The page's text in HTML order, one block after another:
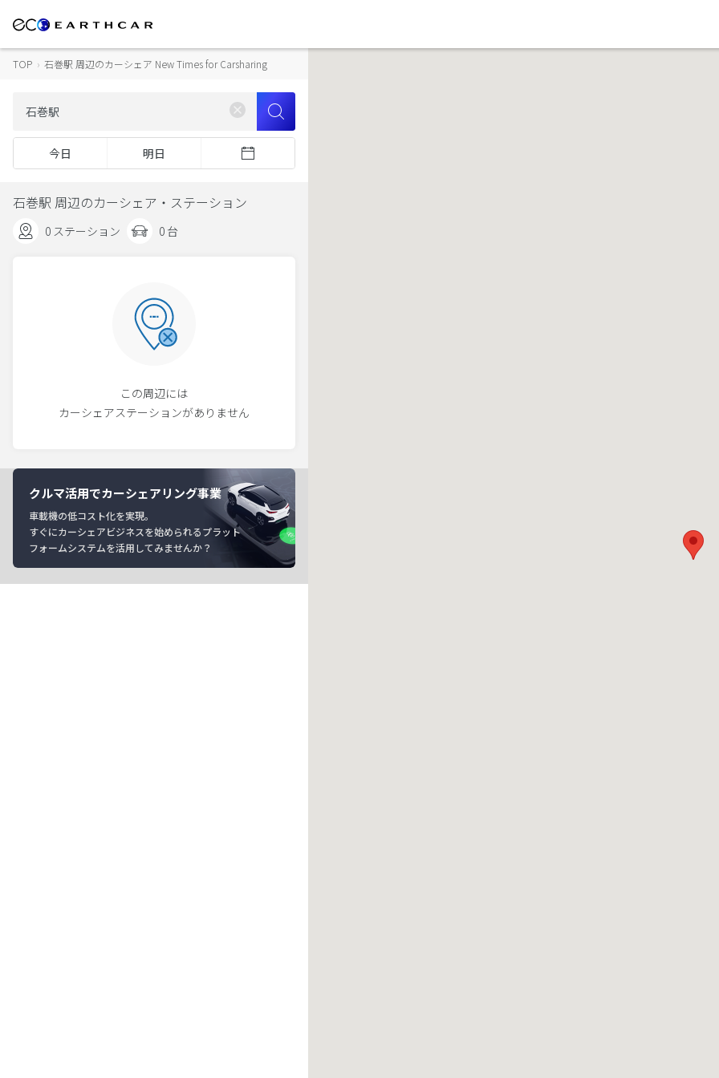
TOP › 石巻駅 周辺のカーシェア New Times for Carsharing
今日 明日
石巻駅 周辺のカーシェア・ステーション
0 ステーション 0 台
この周辺には
カーシェアステーションがありません
クルマ活用でカーシェアリング事業
車載機の低コスト化を実現。
すぐにカーシェアビジネスを始められるプラット
フォームシステムを活用してみませんか？